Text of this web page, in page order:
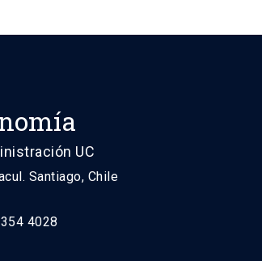
UC
Santiago, Chile
4028